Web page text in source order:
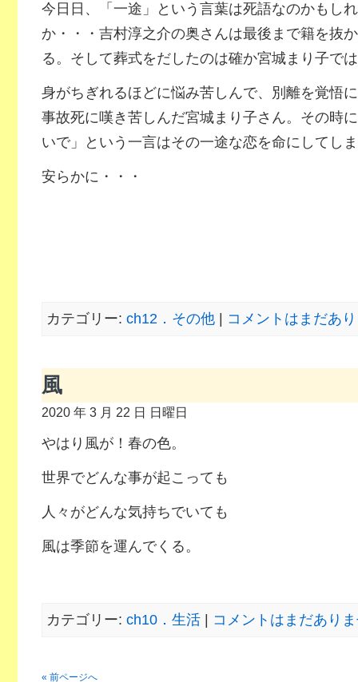
今日日、「一途」という言葉は死語なのかもし
か・・・吉村淳之介の奥さんは最後まで籍を抜
る。そして葬式をだしたのは確か宮城まり子で
身がちぎれるほどに悩み苦しんで、別離を覚悟
事故死に嘆き苦しんだ宮城まり子さん。その時
いで」という一言はその一途な恋を命にしてし
安らかに・・・
カテゴリー: ch12．その他| コメントはまだあ
風
2020 年 3 月 22 日 日曜日
やはり風が！春の色。
世界でどんな事が起こっても
人々がどんな気持ちでいても
風は季節を運んでくる。
カテゴリー: ch10．生活| コメントはまだあり
« 前ページへ